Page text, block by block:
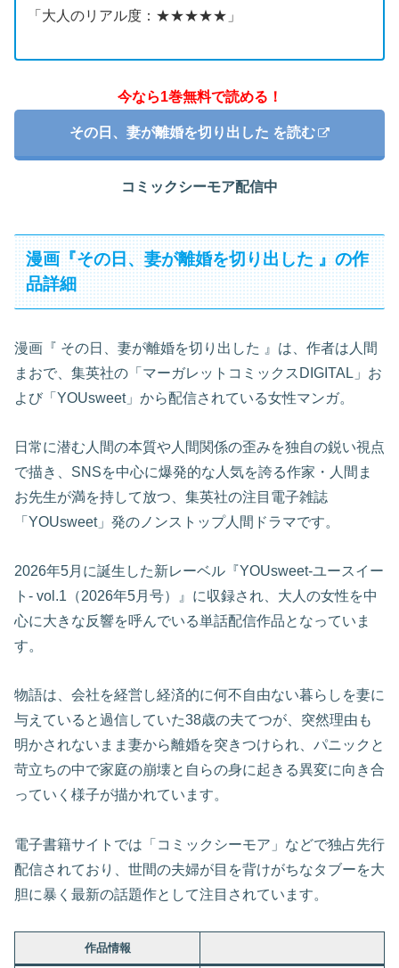
「大人のリアル度：★★★★★」
今なら1巻無料で読める！
その日、妻が離婚を切り出した を読む
コミックシーモア配信中
漫画『その日、妻が離婚を切り出した 』の作
品詳細
漫画『 その日、妻が離婚を切り出した 』は、作者は人間
まおで、集英社の「マーガレットコミックスDIGITAL」お
よび「YOUsweet」から配信されている女性マンガ。
日常に潜む人間の本質や人間関係の歪みを独自の鋭い視点
で描き、SNSを中心に爆発的な人気を誇る作家・人間ま
お先生が満を持して放つ、集英社の注目電子雑誌
「YOUsweet」発のノンストップ人間ドラマです。
2026年5月に誕生した新レーベル『YOUsweet-ユースイー
ト- vol.1（2026年5月号）』に収録され、大人の女性を中
心に大きな反響を呼んでいる単話配信作品となっていま
す。
物語は、会社を経営し経済的に何不自由ない暮らしを妻に
与えていると過信していた38歳の夫てつが、突然理由も
明かされないまま妻から離婚を突きつけられ、パニックと
苛立ちの中で家庭の崩壊と自らの身に起きる異変に向き合
っていく様子が描かれています。
電子書籍サイトでは「コミックシーモア」などで独占先行
配信されており、世間の夫婦が目を背けがちなタブーを大
胆に暴く最新の話題作として注目されています。
作品情報